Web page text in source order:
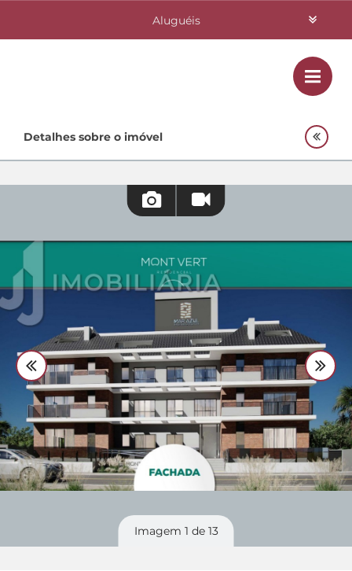
Aluguéis
Investimentos
Quem Somos
48 3364-0079
Plantão 48 99842-0500
Divulgue seu imóvel
Detalhes sobre o imóvel
Imagem 1 de 13